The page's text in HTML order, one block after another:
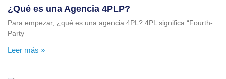
¿Qué es una Agencia 4PLP?
Para empezar, ¿qué es una agencia 4PL? 4PL significa “Fourth-
Party
Leer más »